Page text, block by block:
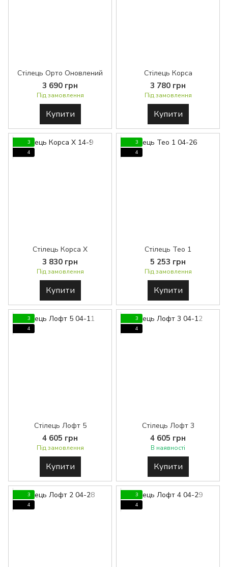
Стілець Орто Оновлений
3 690 грн
Під замовлення
Купити
Стілець Корса
3 780 грн
Під замовлення
Купити
3
4
Стілець Корса Х
3 830 грн
Під замовлення
Купити
3
4
Стілець Тео 1
5 253 грн
Під замовлення
Купити
3
4
Стілець Лофт 5
4 605 грн
Під замовлення
Купити
3
4
Стілець Лофт 3
4 605 грн
В наявності
Купити
3
4
3
4